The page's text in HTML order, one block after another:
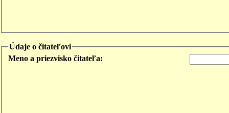
Údaje o čitateľovi
Meno a priezvisko čitateľa: